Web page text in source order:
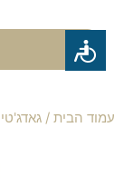
עמוד הבית /